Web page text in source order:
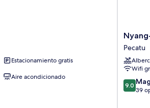
Estacionamiento gratis
Aire acondicionado
Nyang-
Nyang
Retreat
Pecatu
Pecatu
Wifi
9.0
de
9.0
39